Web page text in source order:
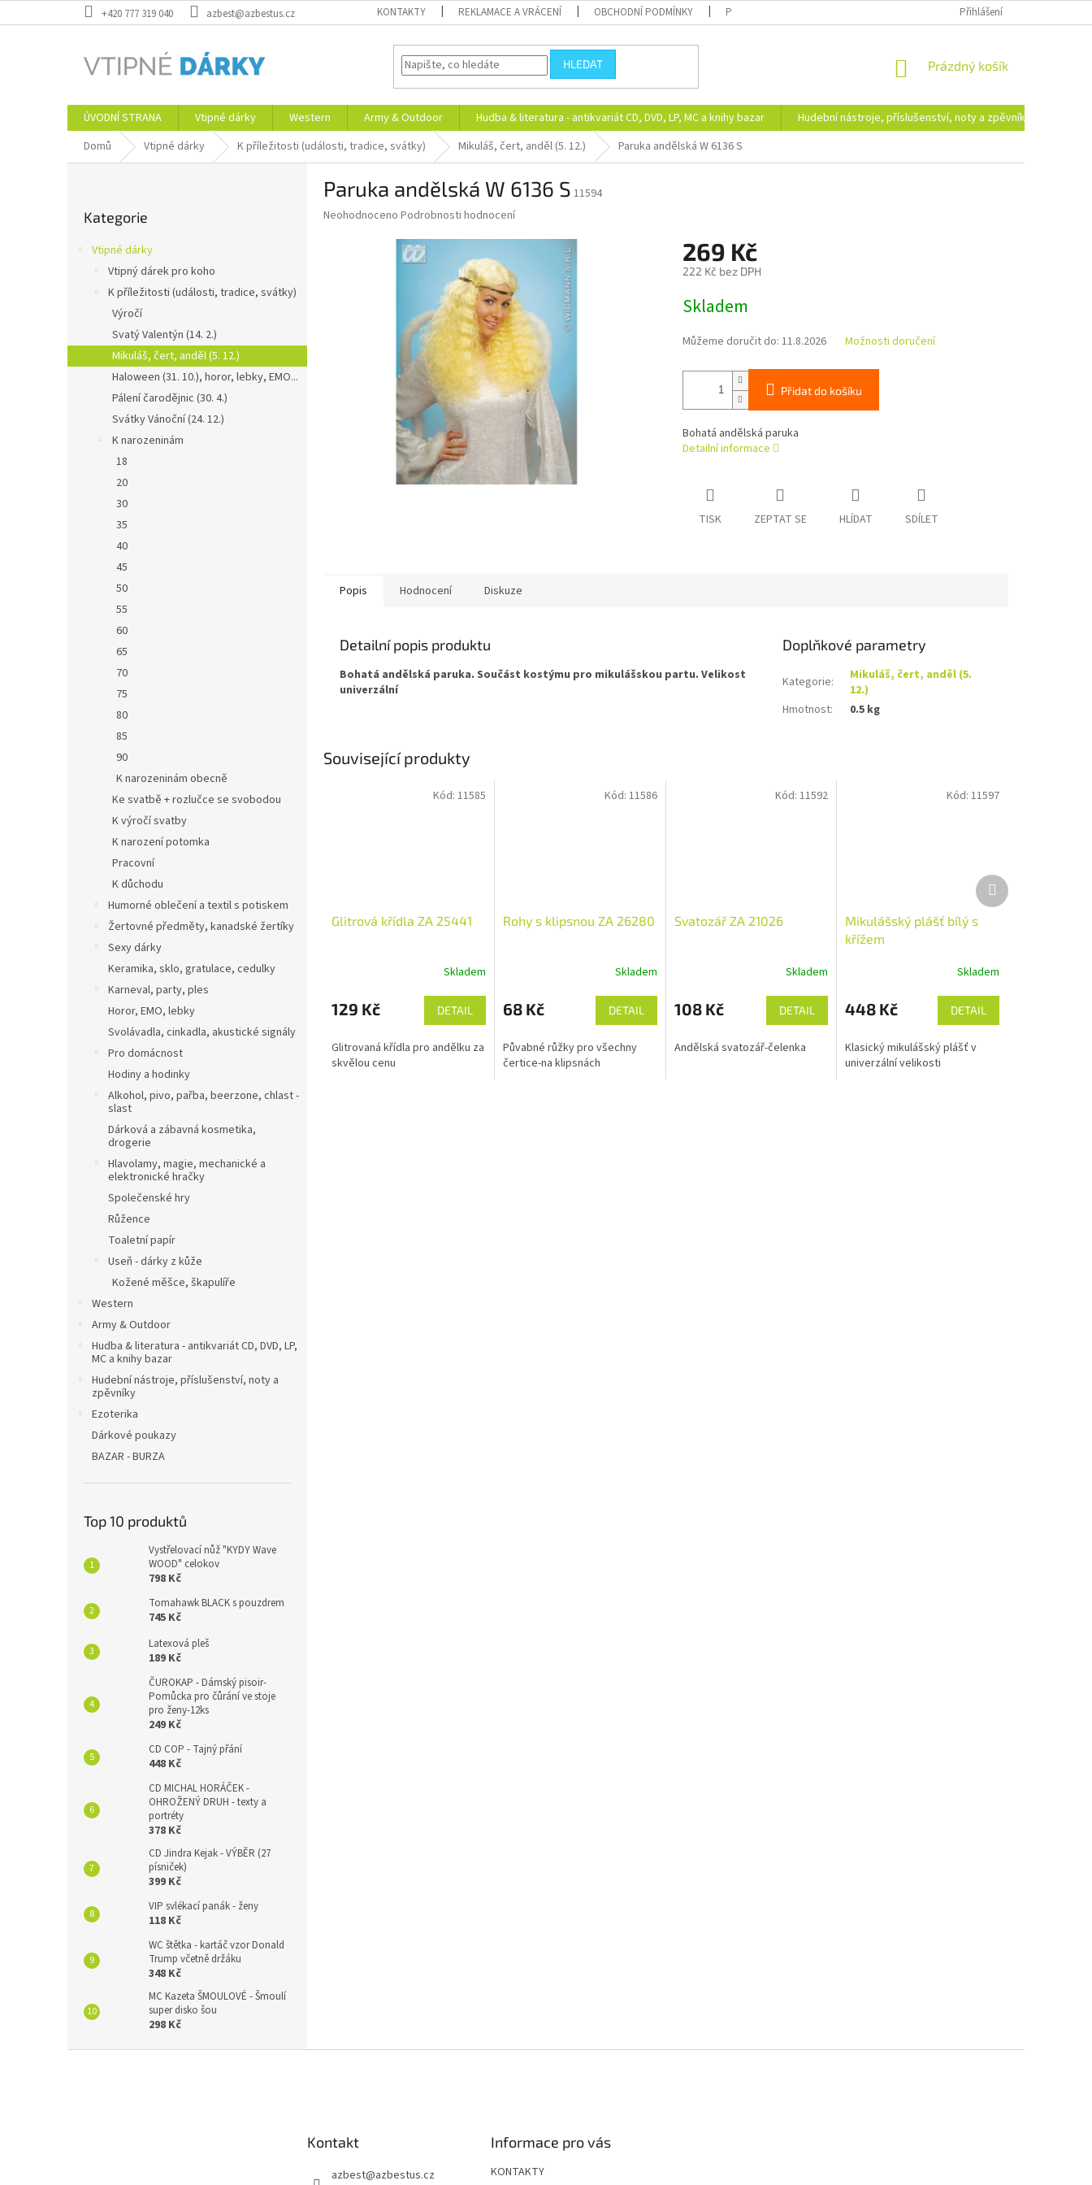
na
+420 777 319 040 azbest@azbestus.cz KONTAKTY REKLAMACE A VRÁCENÍ OBCHODNÍ PODMÍNKY PODMÍNKY OCHRANY OSOBNÍCH ÚDAJŮ DOPRAVA A PLATBA
Přihlášení
HLEDAT
NÁKUPNÍ
Prázdný košík
ÚVODNÍ STRANA Vtipné dárky Western Army & Outdoor Hudba & literatura - antikvariát CD, DVD, LP, MC a knihy bazar Hudební nástroje, příslušenství, noty a zpěvníky
Domů
Vtipné dárky K příležitosti (události, tradice, svátky) Mikuláš, čert, anděl (5. 12.) Paruka andělská W 6136 S
a
n
kategorie
Kategorie
Vtipné dárky
Vtipný dárek pro koho
K příležitosti (události, tradice, svátky)
Výročí
Svatý Valentýn (14. 2.)
Mikuláš, čert, anděl (5. 12.)
Haloween (31. 10.), horor, lebky, EMO...
Pálení čarodějnic (30. 4.)
Svátky Vánoční (24. 12.)
K narozeninám
18
20
30
35
40
45
50
55
60
65
70
75
80
85
90
K narozeninám obecně
Ke svatbě + rozlučce se svobodou
K výročí svatby
K narození potomka
Pracovní
K důchodu
Humorné oblečení a textil s potiskem
Žertovné předměty, kanadské žertíky
Sexy dárky
Keramika, sklo, gratulace, cedulky
Karneval, party, ples
Horor, EMO, lebky
Svolávadla, cinkadla, akustické signály
Pro domácnost
Hodiny a hodinky
Alkohol, pivo, pařba, beerzone, chlast -
slast
Dárková a zábavná kosmetika,
drogerie
Hlavolamy, magie, mechanické a
elektronické hračky
Společenské hry
Růžence
Toaletní papír
Useň - dárky z kůže
Kožené měšce, škapulíře
Western
Army & Outdoor
Hudba & literatura - antikvariát CD, DVD, LP,
MC a knihy bazar
Hudební nástroje, příslušenství, noty a
zpěvníky
Ezoterika
Dárkové poukazy
BAZAR - BURZA
Top 10 produktů
Vystřelovací nůž "KYDY Wave
WOOD" celokov
798 Kč
Tomahawk BLACK s pouzdrem
745 Kč
Latexová pleš
189 Kč
ČUROKAP - Dámský pisoir-
Pomůcka pro čůrání ve stoje
pro ženy-12ks
249 Kč
CD COP - Tajný přání
448 Kč
CD MICHAL HORÁČEK -
OHROŽENÝ DRUH - texty a
portréty
378 Kč
CD Jindra Kejak - VÝBĚR (27
písniček)
399 Kč
VIP svlékací panák - ženy
118 Kč
WC štětka - kartáč vzor Donald
Trump včetně držáku
348 Kč
MC Kazeta ŠMOULOVÉ - Šmoulí
super disko šou
298 Kč
Paruka andělská W 6136 S 11594
Průměrné
Neohodnoceno Podrobnosti hodnocení
269 Kč
222 Kč bez DPH
cena:
Skladem
Můžeme doručit do: 11.8.2026 Možnosti doručení
Přidat do košíku
Bohatá andělská paruka
Detailní informace
TISK ZEPTAT SE HLÍDAT SDÍLET
Popis Hodnocení Diskuze
Detailní popis produktu
Bohatá andělská paruka. Součást kostýmu pro mikulášskou partu. Velikost
univerzální
Doplňkové parametry
Kategorie:
Mikuláš, čert, anděl (5.
12.)
Hmotnost: 0.5 kg
Související produkty
Glitrová křídla ZA 25441
Skladem
129 Kč DETAIL
Glitrovaná křídla pro andělku za
skvělou cenu
Kód: 11585
Rohy s klipsnou ZA 26280
Skladem
68 Kč DETAIL
Půvabné růžky pro všechny
čertice-na klipsnách
Kód: 11586
Svatozář ZA 21026
Skladem
108 Kč DETAIL
Andělská svatozář-čelenka
Kód:11592
Mikulášský plášť bílý s
křížem
Skladem
448 Kč DETAIL
Klasický mikulášský plášť v
univerzální velikosti
Kód: 11597
Další
produkt
Kontakt
azbest@azbestus.cz
Informace pro vás
KONTAKTY